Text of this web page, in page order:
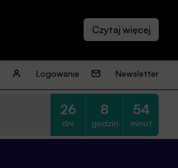
Logowanie Newsletter
26
dni
8
godzin
54
minut